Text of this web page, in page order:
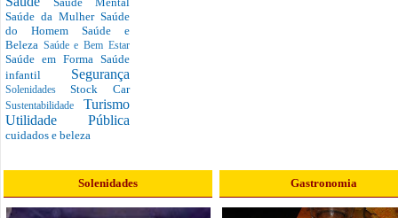
Saúde da Mulher Saúde
do Homem Saúde e
Beleza Saúde e Bem Estar
Saúde em Forma Saúde
infantil Segurança
SolenidadesStock Car
Sustentabilidade Turismo
Utilidade Pública
cuidados e beleza
Solenidades Gastronomia